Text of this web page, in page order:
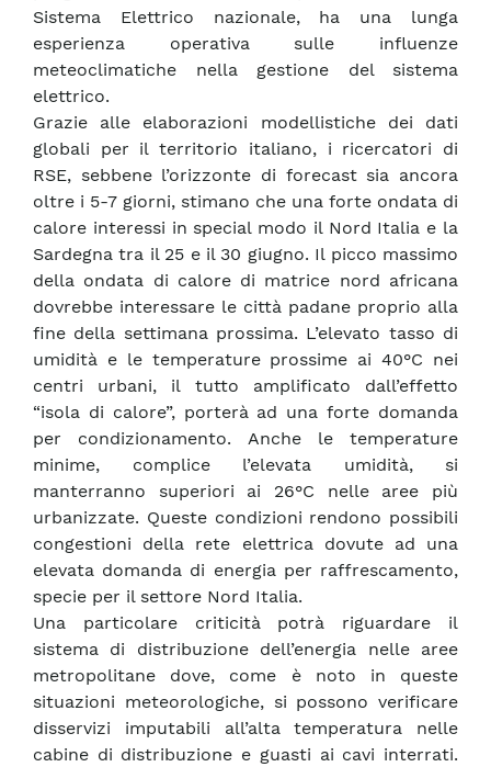
Sistema Elettrico nazionale, ha una lunga
esperienza operativa sulle influenze
meteoclimatiche nella gestione del sistema
elettrico.
Grazie alle elaborazioni modellistiche dei dati
globali per il territorio italiano, i ricercatori di
RSE, sebbene l’orizzonte di forecast sia ancora
oltre i 5-7 giorni, stimano che una forte ondata di
calore interessi in special modo il Nord Italia e la
Sardegna tra il 25 e il 30 giugno. Il picco massimo
della ondata di calore di matrice nord africana
dovrebbe interessare le città padane proprio alla
fine della settimana prossima. L’elevato tasso di
umidità e le temperature prossime ai 40°C nei
centri urbani, il tutto amplificato dall’effetto
“isola di calore”, porterà ad una forte domanda
per condizionamento. Anche le temperature
minime, complice l’elevata umidità, si
manterranno superiori ai 26°C nelle aree più
urbanizzate. Queste condizioni rendono possibili
congestioni della rete elettrica dovute ad una
elevata domanda di energia per raffrescamento,
specie per il settore Nord Italia.
Una particolare criticità potrà riguardare il
sistema di distribuzione dell’energia nelle aree
metropolitane dove, come è noto in queste
situazioni meteorologiche, si possono verificare
disservizi imputabili all’alta temperatura nelle
cabine di distribuzione e guasti ai cavi interrati.